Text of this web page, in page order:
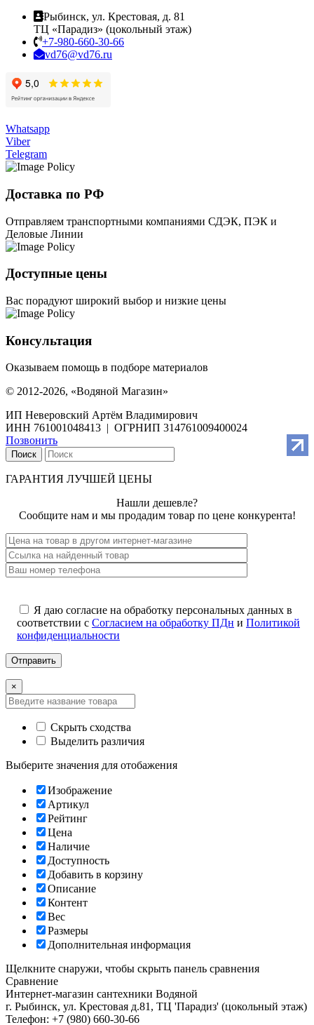
Рыбинск, ул. Крестовая, д. 81
ТЦ «Парадиз» (цокольный этаж)
+7-980-660-30-66
vd76@vd76.ru
Whatsapp
Viber
Telegram
Доставка по РФ
Отправляем транспортными компаниями СДЭК, ПЭК и
Деловые Линии
Доступные цены
Вас порадуют широкий выбор и низкие цены
Консультация
Оказываем помощь в подборе материалов
© 2012-2026, «Водяной Магазин»
ИП Неверовский Артём Владимирович
ИНН 761001048413 | ОГРНИП 314761009400024
Позвонить
Поиск
ГАРАНТИЯ ЛУЧШЕЙ ЦЕНЫ
Нашли дешевле?
Сообщите нам и мы продадим товар по цене конкурента!
Я даю согласие на обработку персональных данных в
соответствии с Согласием на обработку ПДн и Политикой
конфиденциальности
×
Скрыть сходства
Выделить различия
Выберите значения для отобажения
Изображение
Артикул
Рейтинг
Цена
Наличие
Доступность
Добавить в корзину
Описание
Контент
Вес
Размеры
Дополнительная информация
Щелкните снаружи, чтобы скрыть панель сравнения
Сравнение
Интернет-магазин сантехники Водяной
г. Рыбинск, ул. Крестовая д.81, ТЦ 'Парадиз' (цокольный этаж)
Телефон: +7 (980) 660-30-66